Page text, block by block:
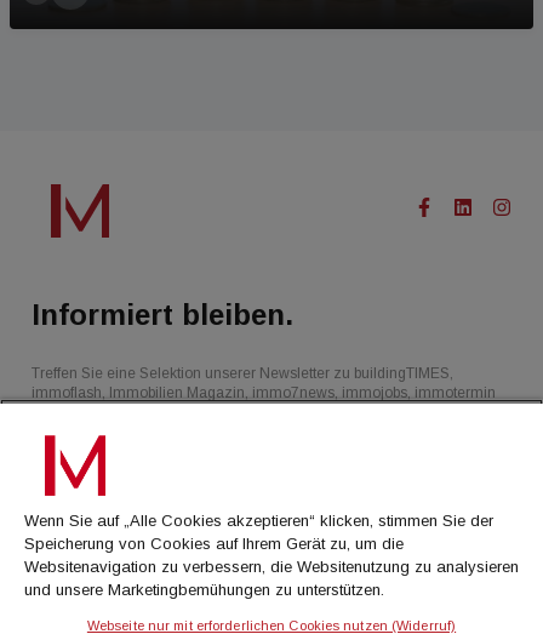
IMMOBILIEN MAGAZIN
immoflash
Informiert bleiben.
Treffen Sie eine Selektion unserer Newsletter zu buildingTIMES,
immoflash, Immobilien Magazin, immo7news, immojobs, immotermin
Jetzt anmelden
Wenn Sie auf „Alle Cookies akzeptieren“ klicken, stimmen Sie der
Speicherung von Cookies auf Ihrem Gerät zu, um die
Websitenavigation zu verbessern, die Websitenutzung zu analysieren
und unsere Marketingbemühungen zu unterstützen.
Webseite nur mit erforderlichen Cookies nutzen (Widerruf)